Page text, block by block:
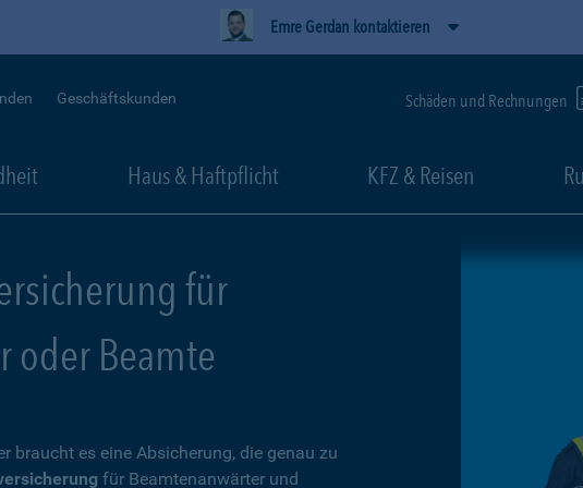
Emre Gerdan kontaktieren
Geschäftskunden Schäden und Rechnungen
Haus & Haftpflicht KFZ & Reisen
für
oder Beamte
braucht es eine Absicherung, die genau zu
für Beamtenanwärter und